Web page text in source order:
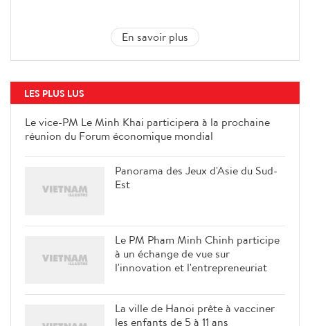
En savoir plus
LES PLUS LUS
Le vice-PM Le Minh Khai
participera à la prochaine réunion
Le PM Pham Minh Chinh participe
à un échange de vue sur
l'innovation et l'entrepreneuriat